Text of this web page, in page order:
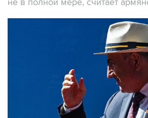
не в полной мере, считает